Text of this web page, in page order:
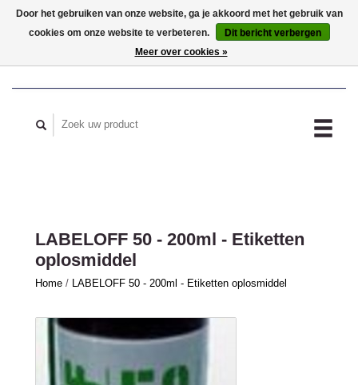
MIJN ACCOUNT
LABELOFF 50 - 200ml - Etiketten
oplosmiddel
Home / LABELOFF 50 - 200ml - Etiketten oplosmiddel
Door het gebruiken van onze website, ga je akkoord met het gebruik van
cookies om onze website te verbeteren.
Dit bericht verbergen
Meer over cookies »